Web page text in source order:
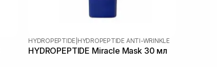
HYDROPEPTIDE HYDROPEPTIDE ANTI-WRINKLE
HYDROPEPTIDE Miracle Mask 30 мл